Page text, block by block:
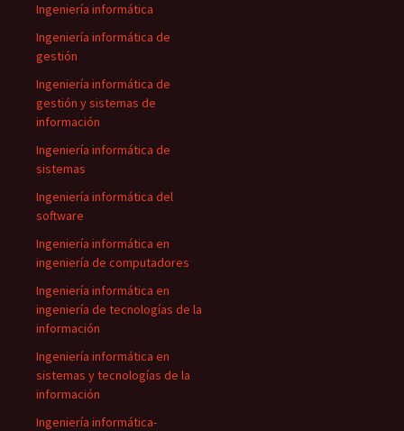
Ingeniería informática
Ingeniería informática de
gestión
Ingeniería informática de
gestión y sistemas de
información
Ingeniería informática de
sistemas
Ingeniería informática del
software
Ingeniería informática en
ingeniería de computadores
Ingeniería informática en
ingeniería de tecnologías de la
información
Ingeniería informática en
sistemas y tecnologías de la
información
Ingeniería informática-